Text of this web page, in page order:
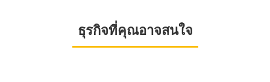
ธุรกิจที่คุณอาจสนใจ